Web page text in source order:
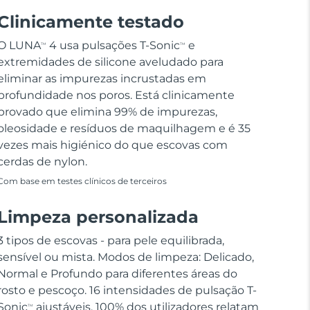
testado
LUNATM 4 usa pulsações T-SonicTM
e
de silicone aveludado para
as impurezas incrustadas em
nos poros. Está clinicamente
que elimina 99% de impurezas,
e resíduos de maquilhagem e é 35
mais higiénico do que escovas com
de nylon.
base em testes clínicos de terceiros
personalizada
tipos de escovas - para pele equilibrada,
ou mista. Modos de limpeza: Delicado,
e Profundo para diferentes áreas do
e pescoço. 16 intensidades de pulsação T-
TM ajustáveis. 100% dos utilizadores relatam